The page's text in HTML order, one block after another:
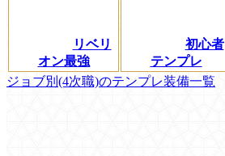
リベリ
オン最強
初心者
テンプレ
ジョブ別(4次職)のテンプレ装備一覧